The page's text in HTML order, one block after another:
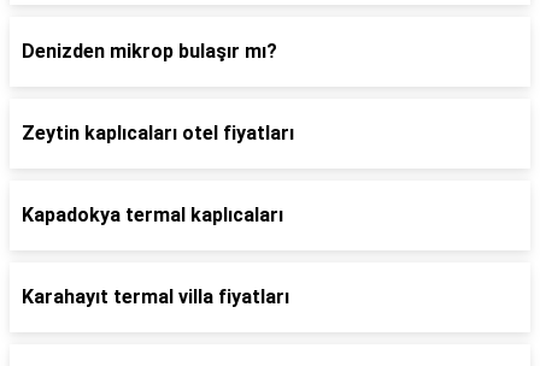
Denizden mikrop bulaşır mı?
Zeytin kaplıcaları otel fiyatları
Kapadokya termal kaplıcaları
Karahayıt termal villa fiyatları